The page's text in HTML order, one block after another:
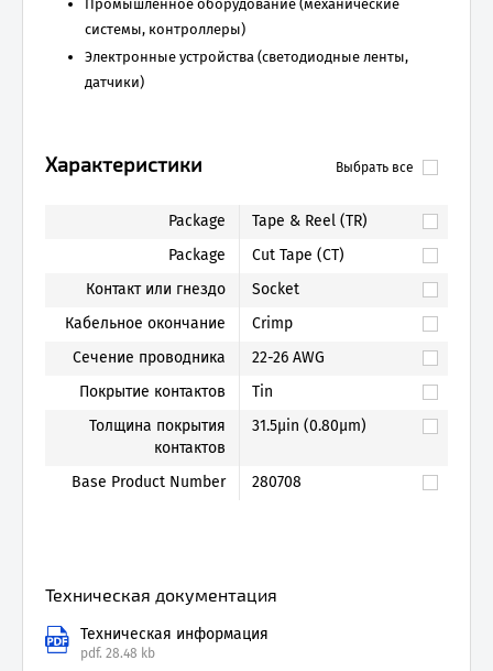
Выбрать все
Характеристики
Package
Tape & Reel (TR)
Package
Cut Tape (CT)
Контакт или гнездо
Socket
Кабельное окончание
Crimp
Сечение проводника
22-26 AWG
Покрытие контактов
Tin
Толщина покрытия
контактов
31.5µin (0.80µm)
Base Product Number 280708
Техническая документация
Техническая информация
pdf. 28.48 kb
Промышленное оборудование (механические
системы, контроллеры)
Электронные устройства (светодиодные ленты,
датчики)